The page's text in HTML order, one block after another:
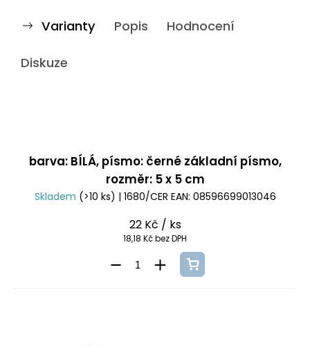
Varianty Popis Hodnocení
Diskuze
barva: BÍLÁ, písmo: černé základní písmo,
rozměr: 5 x 5 cm
Skladem (>10 ks) | 1680/CER EAN: 08596699013046
22 Kč / ks
18,18 Kč bez DPH